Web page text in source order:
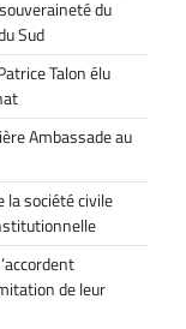
du
Sud
Talon élu
Ambassade au
la société civile
de leur